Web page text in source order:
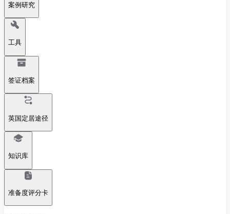
案例研究
工具
签证档案
英国定居途径
知识库
准备度评分卡